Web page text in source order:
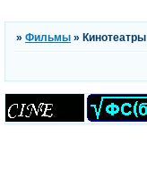
»Фильмы » Кинотеатры